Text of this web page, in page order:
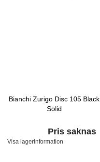
Bianchi Zurigo Disc 105 Black
Solid
Pris saknas
Visa lagerinformation